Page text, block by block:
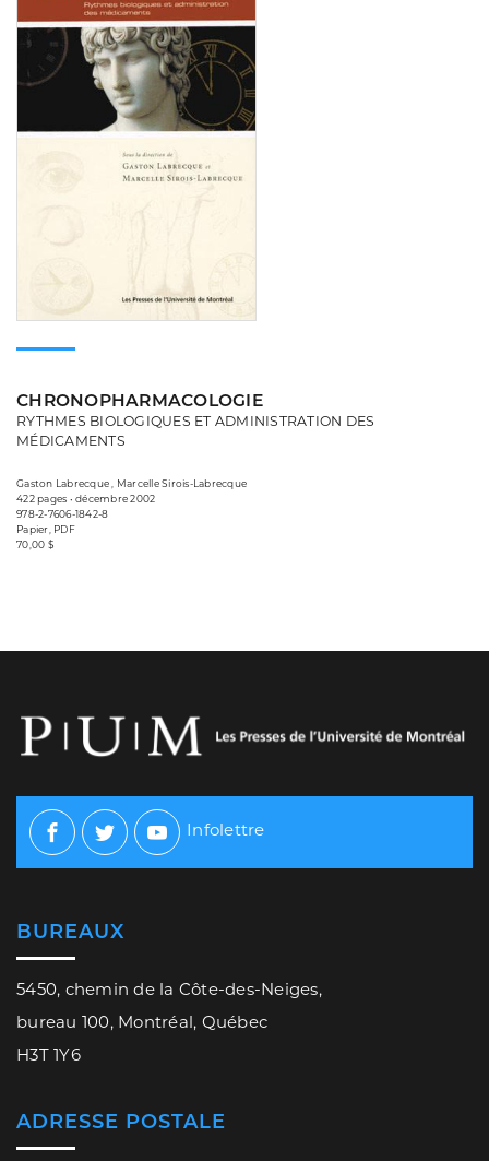
CHRONOPHARMACOLOGIE
RYTHMES BIOLOGIQUES ET ADMINISTRATION DES
MÉDICAMENTS
Gaston Labrecque , Marcelle Sirois-Labrecque
422 pages • décembre 2002
978-2-7606-1842-8
Papier, PDF
70,00 $
Facebook
TwitterYoutube
Infolettre
BUREAUX
5450, chemin de la Côte-des-Neiges,
bureau 100, Montréal, Québec
H3T 1Y6
ADRESSE POSTALE